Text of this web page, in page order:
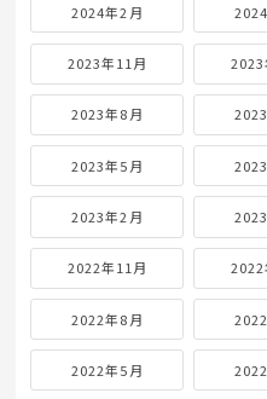
2024年2月
2023年11月 2023
2023年8月
2023年5月
2023年2月
2022年11月 2022
2022年8月
2022年5月